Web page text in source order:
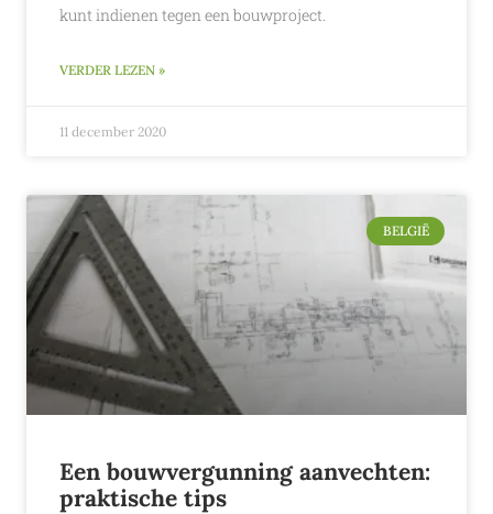
kunt indienen tegen een bouwproject.
VERDER LEZEN »
11 december 2020
BELGIË
Een bouwvergunning aanvechten:
praktische tips